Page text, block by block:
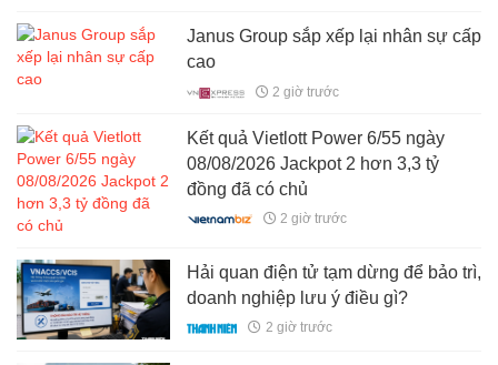
Janus Group sắp xếp lại nhân sự cấp
cao
2 giờ trước
Kết quả Vietlott Power 6/55 ngày
08/08/2026 Jackpot 2 hơn 3,3 tỷ
đồng đã có chủ
2 giờ trước
Hải quan điện tử tạm dừng để bảo trì,
doanh nghiệp lưu ý điều gì?
2 giờ trước